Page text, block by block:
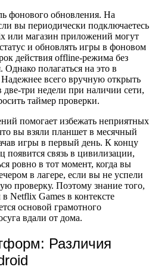
фонового обновления. На
вы периодически подключаетесь
или магазин приложений могут
и обновлять игры в фоновом
действия offline-режима без
Однако полагаться на это в
всего вручную открыть
три недели при наличии сети,
таймер проверки.
помогает избежать неприятных
вы взяли планшет в месячный
игры в первый день. К концу
появится связь в цивилизации,
ровно в тот момент, когда вы
в лагере, если вы не успели
проверку. Поэтому знание того,
Netflix Games в контексте
основой грамотного
вдали от дома.
Различия